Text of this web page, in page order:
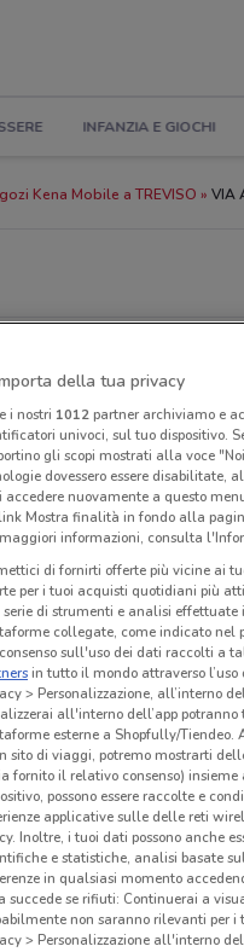
INFANZIA E GIOCHI
Kena Mobile a TREVISO VIA
provvedimenti regionali o
della tua privacy
i nostri 1012partner archiviamo e
univoci, sul tuo dispositivo.
gli scopi mostrati alla voce
dovessero essere disabilitate,
accedere nuovamente a questo
Mostra finalità in fondo alla
informazioni, consulta
di fornirti offerte più vicine ai
per i tuoi acquisti quotidiani più
serie di strumenti e analisi
collegate, come indicato nel
sull'uso dei dati raccolti a
in tutto il mondo attraverso l’uso
> Personalizzazione, all’interno
all'interno dell’app
esterne a Shopfully/Tiendeo.
sito di viaggi, potremo mostrarti
fornito il relativo consenso)
possono essere raccolte e
applicative sulle delle reti
Inoltre, i tuoi dati possono anche
e statistiche, analisi basate
in qualsiasi momento
succede se rifiuti: Continuerai a
non saranno rilevanti per i
> Personalizzazione all'interno